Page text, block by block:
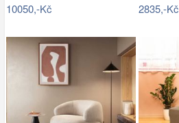
10050,-Kč 2835,-Kč